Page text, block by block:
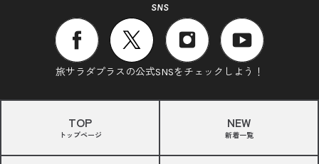
SNS
旅サラダプラスの公式SNSをチェックしよう！
TOP
トップページ
NEW
新着一覧